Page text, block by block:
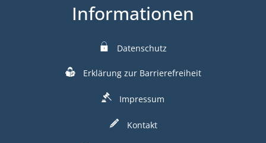
Informationen
Datenschutz
Erklärung zur Barrierefreiheit
Impressum
Kontakt